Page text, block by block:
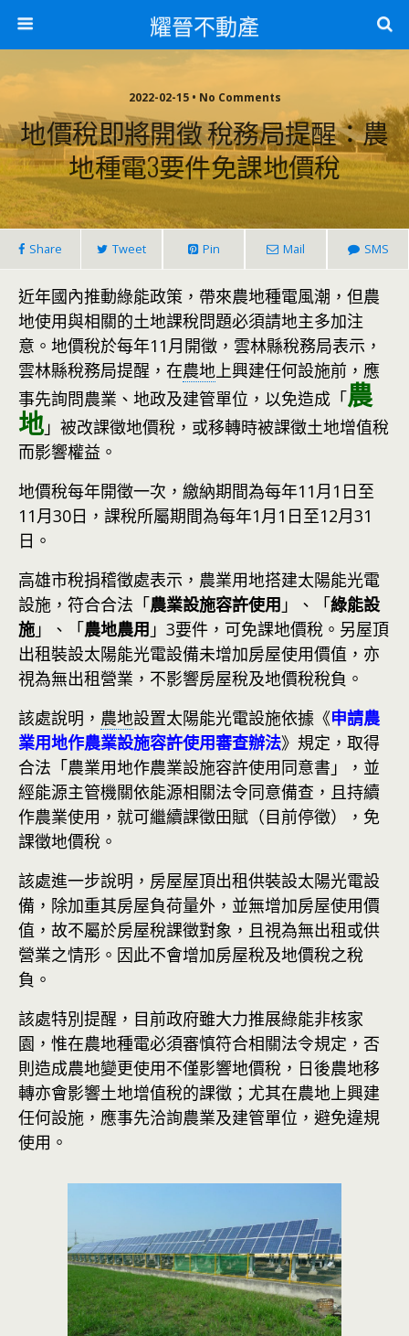
耀晉不動產
2022-02-15 • No Comments
地價稅即將開徵 稅務局提醒：農
地種電3要件免課地價稅
Share Tweet Pin Mail SMS
近年國內推動綠能政策，帶來農地種電風潮，但農
地使用與相關的土地課稅問題必須請地主多加注
意。地價稅於每年11月開徵，雲林縣稅務局表示，
雲林縣稅務局提醒，在農地上興建任何設施前，應
事先詢問農業、地政及建管單位，以免造成「農
地 」被改課徵地價稅，或移轉時被課徵土地增值稅
而影響權益。
地價稅每年開徵一次，繳納期間為每年11月1日至
11月30日，課稅所屬期間為每年1月1日至12月31
日。
高雄市稅捐稽徵處表示，農業用地搭建太陽能光電
設施，符合合法「農業設施容許使用 」、「綠能設
施 」、「農地農用 」3要件，可免課地價稅。另屋頂
出租裝設太陽能光電設備未增加房屋使用價值，亦
視為無出租營業，不影響房屋稅及地價稅稅負。
該處說明， 農地設置太陽能光電設施依據《申請農
業用地作農業設施容許使用審查辦法》規定，取得
合法「農業用地作農業設施容許使用同意書」，並
經能源主管機關依能源相關法令同意備查，且持續
作農業使用，就可繼續課徵田賦（目前停徵），免
課徵地價稅。
該處進一步說明，房屋屋頂出租供裝設太陽光電設
備，除加重其房屋負荷量外，並無增加房屋使用價
值，故不屬於房屋稅課徵對象，且視為無出租或供
營業之情形。因此不會增加房屋稅及地價稅之稅
負。
該處特別提醒，目前政府雖大力推展綠能非核家
園，惟在農地種電必須審慎符合相關法令規定，否
則造成農地變更使用不僅影響地價稅，日後農地移
轉亦會影響土地增值稅的課徵；尤其在農地上興建
任何設施，應事先洽詢農業及建管單位，避免違規
使用。